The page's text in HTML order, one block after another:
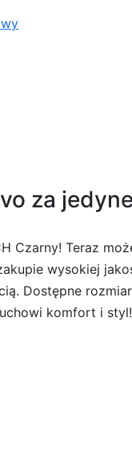
za jedyne
Teraz
wysokiej
Dostępne
komfort i styl!